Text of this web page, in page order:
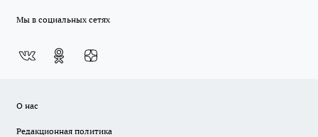
Мы в социальных сетях
О нас
Редакционная политика